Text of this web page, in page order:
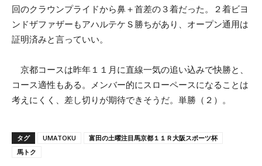
回のクラウンプライドから鼻＋首差の３着だった。２着ビヨ
ンドザファザーもアハルテケＳ勝ちがあり、オープン通用は
証明済みと言っていい。
京都コースは昨年１１月に直線一気の追い込みで快勝と、
コース適性もある。メンバー的にスローペースになることは
考えにくく、差し切りが期待できそうだ。単勝（２）。
タグ UMATOKU
富田の土曜注目馬京都１１Ｒ大阪スポーツ杯
馬トク